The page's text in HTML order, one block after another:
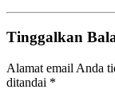
Tinggalkan
Alamat email Anda
ditandai *